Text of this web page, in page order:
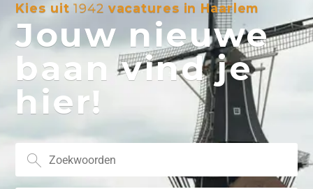
Kies uit1942 vacatures in Haarlem
Jouw nieuwe
baan vind je
hier!